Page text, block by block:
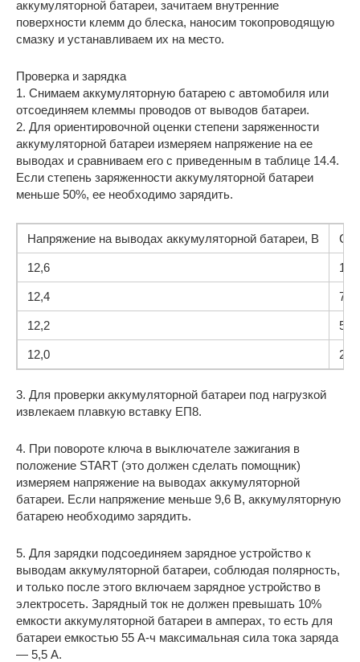
аккумуляторной батареи, зачитаем внутренние
поверхности клемм до блеска, наносим токопроводящую
смазку и устанавливаем их на место.
Проверка и зарядка
1. Снимаем аккумуляторную батарею с автомобиля или
отсоединяем клеммы проводов от выводов батареи.
2. Для ориентировочной оценки степени заряженности
аккумуляторной батареи измеряем напряжение на ее
выводах и сравниваем его с приведенным в таблице 14.4.
Если степень заряженности аккумуляторной батареи
меньше 50%, ее необходимо зарядить.
Напряжение на выводах аккумуляторной батареи, В
12,6 100
12,4 75
12,2 50
12,0 25
3. Для проверки аккумуляторной батареи под нагрузкой
извлекаем плавкую вставку ЕП8.
4. При повороте ключа в выключателе зажигания в
положение START (это должен сделать помощник)
измеряем напряжение на выводах аккумуляторной
батареи. Если напряжение меньше 9,6 В, аккумуляторную
батарею необходимо зарядить.
5. Для зарядки подсоединяем зарядное устройство к
выводам аккумуляторной батареи, соблюдая полярность,
и только после этого включаем зарядное устройство в
электросеть. Зарядный ток не должен превышать 10%
емкости аккумуляторной батареи в амперах, то есть для
батареи емкостью 55 А-ч максимальная сила тока заряда
— 5,5 А.